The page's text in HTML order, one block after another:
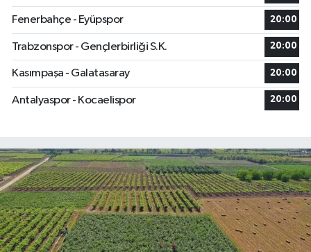
Fenerbahçe - Eyüpspor 20:00
Trabzonspor - Gençlerbirliği S.K. 20:00
Kasımpaşa - Galatasaray 20:00
Antalyaspor - Kocaelispor 20:00